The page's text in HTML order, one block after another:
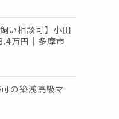
い相談可】小田
万円｜多摩市
の築浅高級マ